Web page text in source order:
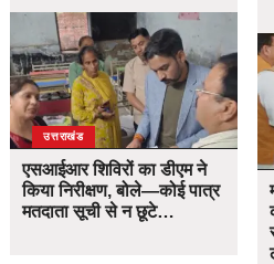
उत्तराखंड
एसआईआर शिविरों का डीएम ने
किया निरीक्षण, बोले—कोई पात्र
मतदाता सूची से न छूटे…